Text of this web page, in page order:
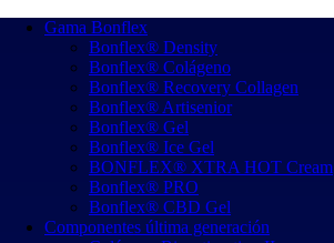
Gama Bonflex
Bonflex® Density
Bonflex® Colágeno
Bonflex® Recovery Collagen
Bonflex® Artisenior
Bonflex® Gel
Bonflex® Ice Gel
BONFLEX® XTRA HOT Cream
Bonflex® PRO
Bonflex® CBD Gel
Componentes última generación